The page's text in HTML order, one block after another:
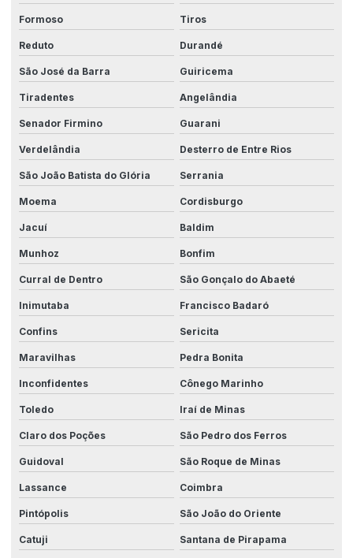
Formoso Tiros
Reduto Durandé
São José da Barra Guiricema
Tiradentes Angelândia
Senador Firmino Guarani
Verdelândia Desterro de Entre Rios
São João Batista do Glória Serrania
Moema Cordisburgo
Jacuí Baldim
Munhoz Bonfim
Curral de Dentro São Gonçalo do Abaeté
Inimutaba Francisco Badaró
Confins Sericita
Maravilhas Pedra Bonita
Inconfidentes Cônego Marinho
Toledo Iraí de Minas
Claro dos Poções São Pedro dos Ferros
Guidoval São Roque de Minas
Lassance Coimbra
Pintópolis São João do Oriente
Catuji Santana de Pirapama